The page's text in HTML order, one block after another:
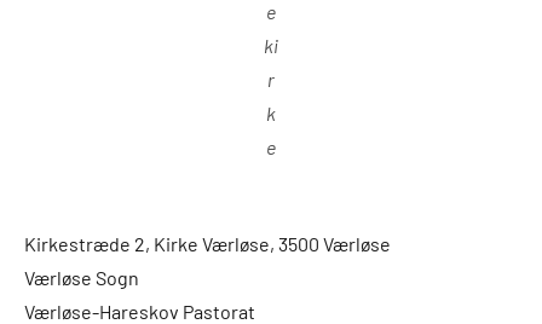
e
ki
r
k
e
Kirkestræde 2, Kirke Værløse, 3500 Værløse
Værløse Sogn
Værløse-Hareskov Pastorat